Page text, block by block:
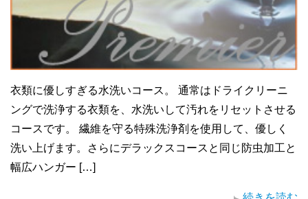
衣類に優しすぎる水洗いコース。 通常はドライクリーニ
ングで洗浄する衣類を、水洗いして汚れをリセットさせる
コースです。 繊維を守る特殊洗浄剤を使用して、優しく
洗い上げます。さらにデラックスコースと同じ防虫加工と
幅広ハンガー […]